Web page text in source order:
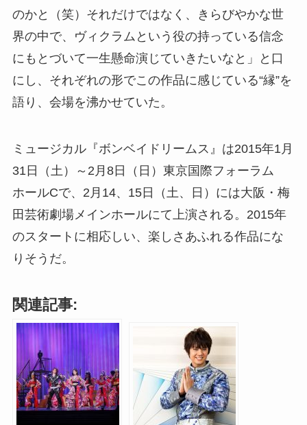
のかと（笑）それだけではなく、きらびやかな世
界の中で、ヴィクラムという役の持っている信念
にもとづいて一生懸命演じていきたいなと」と口
にし、それぞれの形でこの作品に感じている“縁”を
語り、会場を沸かせていた。
ミュージカル『ボンベイドリームス』は2015年1月
31日（土）～2月8日（日）東京国際フォーラム
ホールCで、2月14、15日（土、日）には大阪・梅
田芸術劇場メインホールにて上演される。2015年
のスタートに相応しい、楽しさあふれる作品にな
りそうだ。
関連記事: